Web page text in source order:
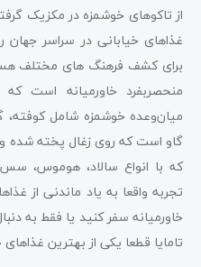
از تاکوهای خوشمزه در مکزیک
غذاهای خیابانی در سراسر
منحصربفرد خاورمیانه است
میان‌وعده خوشمزه شامل
گاو است که روی زغال پخته شده و
که با انواع سالاد، هوموس،
تجربه واقعا به یاد ماندنی از
خاورمیانه سفر کنید یا فقط به
تامایا قطعا یکی از بهترین